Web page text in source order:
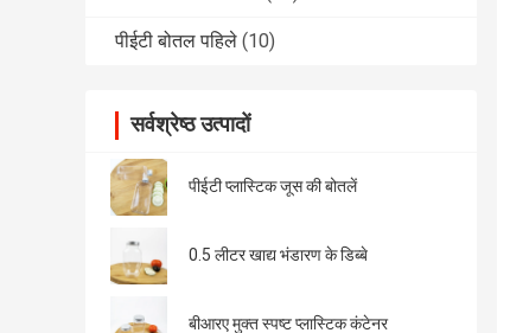
पीईटी बोतल पहिले (10)
सर्वश्रेष्ठ उत्पादों
पीईटी प्लास्टिक जूस की बोतलें
0.5 लीटर खाद्य भंडारण के डिब्बे
बीआरए मुक्त स्पष्ट प्लास्टिक कंटेनर